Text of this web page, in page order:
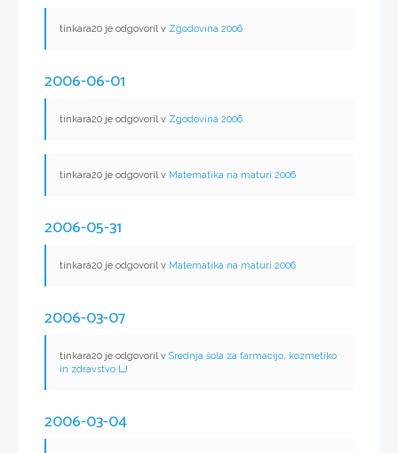
tinkara20 je odgovoril v Zgodovina 2006
2006-06-01
tinkara20 je odgovoril v Zgodovina 2006
tinkara20 je odgovoril v Matematika na maturi 2006
2006-05-31
tinkara20 je odgovoril v Matematika na maturi 2006
2006-03-07
tinkara20 je odgovoril v Srednja šola za farmacijo, kozmetiko
in zdravstvo LJ
2006-03-04